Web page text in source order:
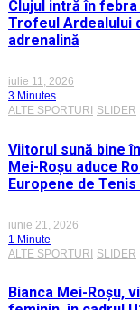
Clujul intră în
Trofeul Ardealului
adrenalină
iulie 11, 2026
3 Minutes
ALTE SPORTURI
SLIDER
Viitorul sună bine
Mei-Roșu aduce
Europene de
iunie 21, 2026
1 Minute
ALTE SPORTURI SLIDER
Bianca Mei-Roșu,